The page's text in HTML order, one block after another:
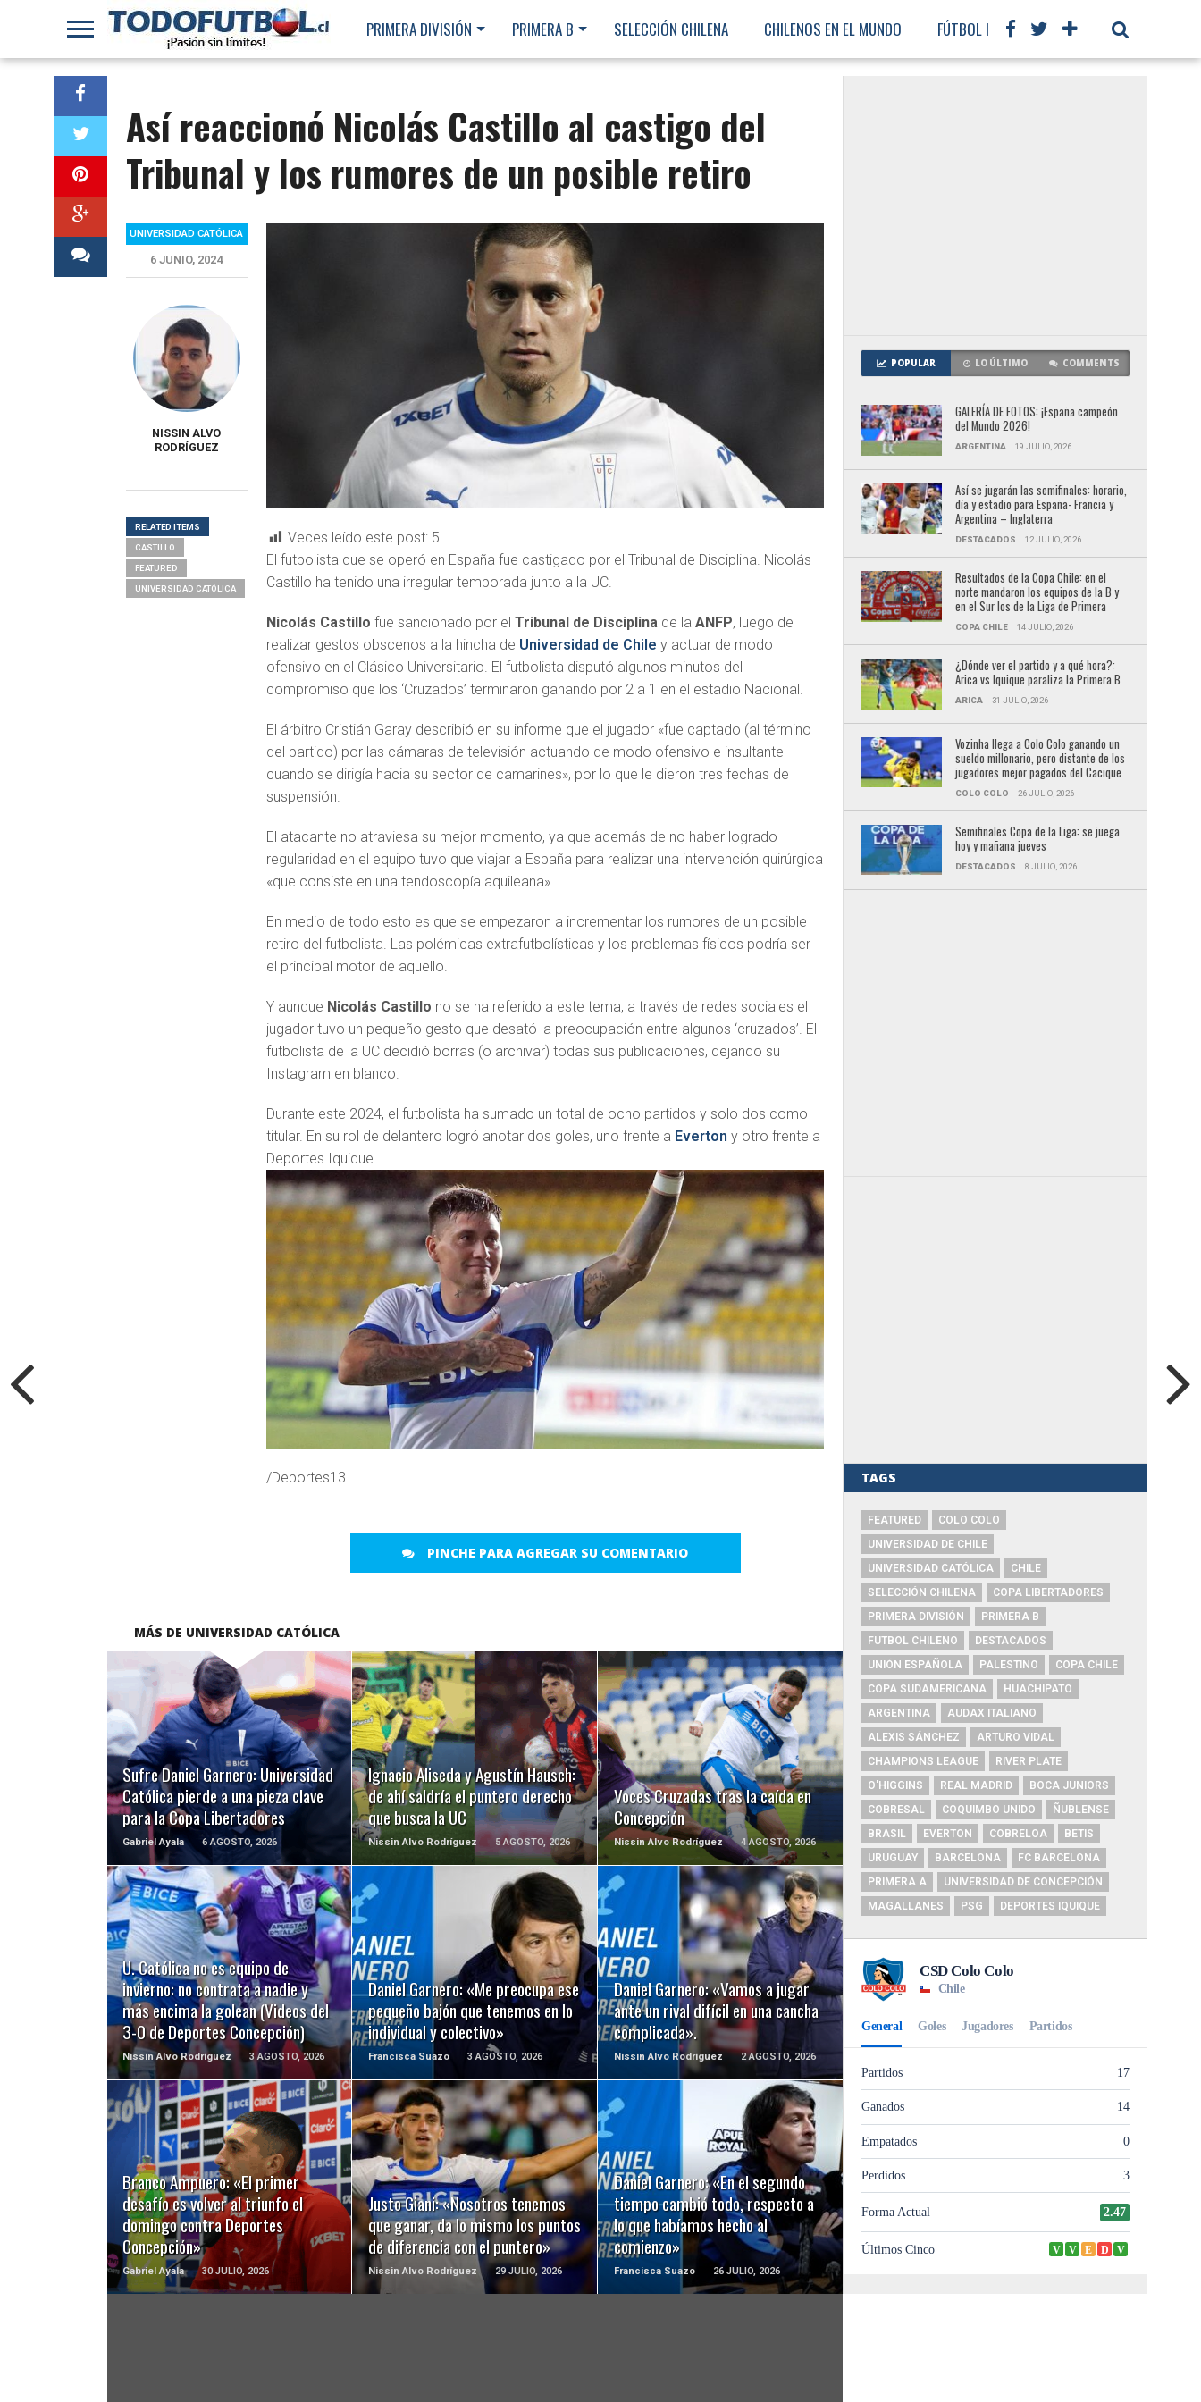
PRIMERA DIVISIÓN PRIMERA B SELECCIÓN CHILENA CHILENOS EN EL MUNDO FÚTBOL INTERNACIONAL
Así reaccionó Nicolás Castillo al castigo del
Tribunal y los rumores de un posible retiro
Veces leído este post: 5
El futbolista que se operó en España fue castigado por el Tribunal de Disciplina. Nicolás
Castillo ha tenido una irregular temporada junto a la UC.
Nicolás Castillo fue sancionado por elTribunal de Disciplina de laANFP, luego de
realizar gestos obscenos a la hincha de Universidad de Chile y actuar de modo
ofensivo en el Clásico Universitario. El futbolista disputó algunos minutos del
compromiso que los ‘Cruzados’ terminaron ganando por 2 a 1 en el estadio Nacional.
El árbitro Cristián Garay describió en su informe que el jugador «fue captado (al término
del partido) por las cámaras de televisión actuando de modo ofensivo e insultante
cuando se dirigía hacia su sector de camarines», por lo que le dieron tres fechas de
suspensión.
El atacante no atraviesa su mejor momento, ya que además de no haber logrado
regularidad en el equipo tuvo que viajar a España para realizar una intervención quirúrgica
«que consiste en una tendoscopía aquileana».
En medio de todo esto es que se empezaron a incrementar los rumores de un posible
retiro del futbolista. Las polémicas extrafutbolísticas y los problemas físicos podría ser
el principal motor de aquello.
Y aunque Nicolás Castillo no se ha referido a este tema, a través de redes sociales el
jugador tuvo un pequeño gesto que desató la preocupación entre algunos ‘cruzados’. El
futbolista de la UC decidió borras (o archivar) todas sus publicaciones, dejando su
Instagram en blanco.
Durante este 2024, el futbolista ha sumado un total de ocho partidos y solo dos como
titular. En su rol de delantero logró anotar dos goles, uno frente a Everton y otro frente a
Deportes Iquique.
/Deportes13
PINCHE PARA AGREGAR SU COMENTARIO
UNIVERSIDAD CATÓLICA
6 JUNIO, 2024
NISSIN ALVO
RODRÍGUEZ
RELATED ITEMS
CASTILLO
FEATURED
UNIVERSIDAD CATÓLICA
MÁS DE UNIVERSIDAD CATÓLICA
Sufre Daniel Garnero: Universidad
Católica pierde a una pieza clave
para la Copa Libertadores
Gabriel Ayala 6 AGOSTO, 2026
LEER MÁS
Ignacio Aliseda y Agustín Hausch:
de ahí saldría el puntero derecho
que busca la UC
Nissin Alvo Rodríguez 5 AGOSTO, 2026
LEER MÁS
Voces Cruzadas tras la caída en
Concepción
Nissin Alvo Rodríguez 4 AGOSTO, 2026
LEER MÁS
U. Católica no es equipo de
invierno: no contrata a nadie y
más encima la golean (Videos del
3-0 de Deportes Concepción)
Nissin Alvo Rodríguez 3 AGOSTO, 2026
LEER MÁS
Daniel Garnero: «Me preocupa ese
pequeño bajón que tenemos en lo
individual y colectivo»
Francisca Suazo 3 AGOSTO, 2026
LEER MÁS
Daniel Garnero: «Vamos a jugar
ante un rival difícil en una cancha
complicada».
Nissin Alvo Rodríguez 2 AGOSTO, 2026
LEER MÁS
Branco Ampuero: «El primer
desafío es volver al triunfo el
domingo contra Deportes
Concepción»
Gabriel Ayala 30 JULIO, 2026
LEER MÁS
Justo Giani: «Nosotros tenemos
que ganar, da lo mismo los puntos
de diferencia con el puntero»
Nissin Alvo Rodríguez 29 JULIO, 2026
LEER MÁS
Daniel Garnero: «En el segundo
tiempo cambió todo, respecto a
lo que habíamos hecho al
comienzo»
Francisca Suazo 26 JULIO, 2026
LEER MÁS
POPULAR LO ÚLTIMO COMMENTS
GALERÍA DE FOTOS: ¡España campeón
del Mundo 2026!
ARGENTINA 19 JULIO, 2026
Así se jugarán las semifinales: horario,
día y estadio para España- Francia y
Argentina – Inglaterra
DESTACADOS 12 JULIO, 2026
Resultados de la Copa Chile: en el
norte mandaron los equipos de la B y
en el Sur los de la Liga de Primera
COPA CHILE 14 JULIO, 2026
¿Dónde ver el partido y a qué hora?:
Arica vs Iquique paraliza la Primera B
ARICA 31 JULIO, 2026
Vozinha llega a Colo Colo ganando un
sueldo millonario, pero distante de los
jugadores mejor pagados del Cacique
COLO COLO 26 JULIO, 2026
Semifinales Copa de la Liga: se juega
hoy y mañana jueves
DESTACADOS 8 JULIO, 2026
TAGS
FEATURED
COLO COLO
UNIVERSIDAD DE CHILE
UNIVERSIDAD CATÓLICA
CHILE
SELECCIÓN CHILENA
COPA LIBERTADORES
PRIMERA DIVISIÓN
PRIMERA B
FUTBOL CHILENO
DESTACADOS
UNIÓN ESPAÑOLA
PALESTINO
COPA CHILE
COPA SUDAMERICANA
HUACHIPATO
ARGENTINA
AUDAX ITALIANO
ALEXIS SÁNCHEZ
ARTURO VIDAL
CHAMPIONS LEAGUE
RIVER PLATE
O'HIGGINS
REAL MADRID
BOCA JUNIORS
COBRESAL
COQUIMBO UNIDO
ÑUBLENSE
BRASIL
EVERTON COBRELOA
BETIS
URUGUAY
BARCELONA
FC BARCELONA
PRIMERA A
UNIVERSIDAD DE CONCEPCIÓN
MAGALLANES
PSG DEPORTES IQUIQUE